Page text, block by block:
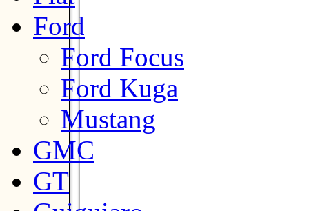
Ford
Ford Focus
Ford Kuga
Mustang
GMC
GT